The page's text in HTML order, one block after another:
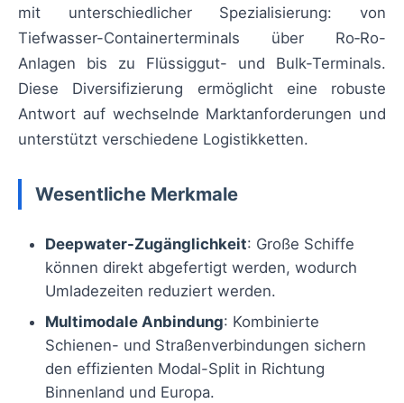
mit unterschiedlicher Spezialisierung: von
Tiefwasser-Containerterminals über Ro‑Ro-
Anlagen bis zu Flüssiggut- und Bulk-Terminals.
Diese Diversifizierung ermöglicht eine robuste
Antwort auf wechselnde Marktanforderungen und
unterstützt verschiedene Logistikketten.
Wesentliche Merkmale
Deepwater-Zugänglichkeit: Große Schiffe
können direkt abgefertigt werden, wodurch
Umladezeiten reduziert werden.
Multimodale Anbindung: Kombinierte
Schienen- und Straßenverbindungen sichern
den effizienten Modal-Split in Richtung
Binnenland und Europa.